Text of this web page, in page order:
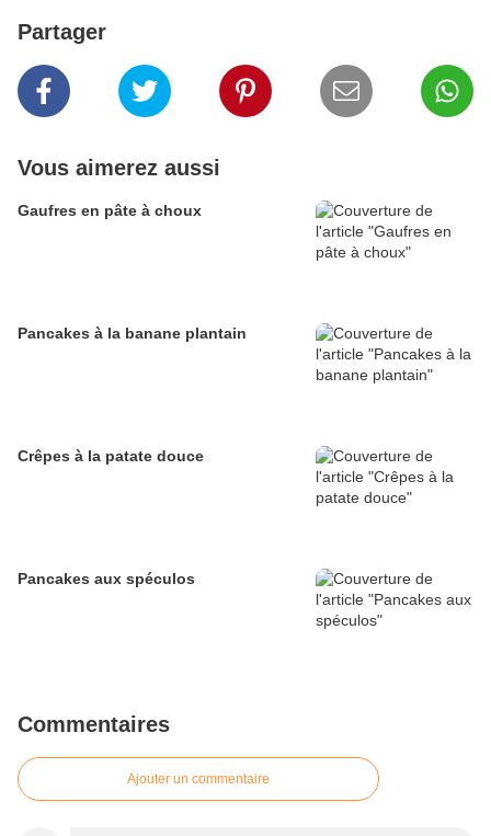
Partager
Vous aimerez aussi
Gaufres en pâte à choux
Pancakes à la banane plantain
Crêpes à la patate douce
Pancakes aux spéculos
Commentaires
Ajouter un commentaire